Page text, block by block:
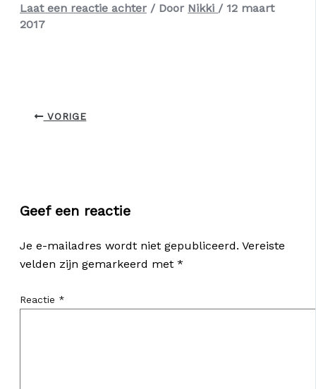
Laat een reactie achter / Door Nikki / 12 maart
2017
VORIGE
Geef een reactie
Je e-mailadres wordt niet gepubliceerd. Vereiste
velden zijn gemarkeerd met *
Reactie *